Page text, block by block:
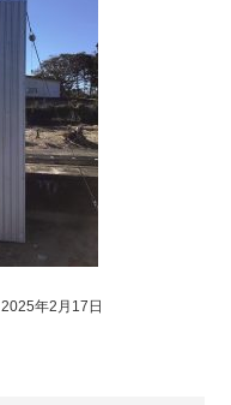
2025年2月17日